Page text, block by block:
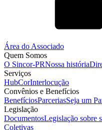
Área do Associado
Quem Somos
O Sincor-PRNossa história
Serviços
HubCorInterlocução
Convênios e Benefícios
BenefíciosParceriasSeja um
Legislação
DocumentosLegislação sobre
Coletivas